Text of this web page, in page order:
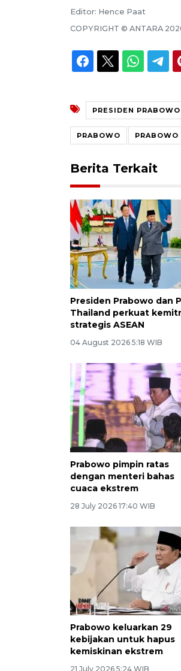
Editor: Hence Paat
COPYRIGHT © ANTARA
PRESIDEN
PRABOWO
Berita Terkait
Presiden Prabowo dan
Thailand perkuat
strategis ASEAN
04 August 2026 5:18 WIB
Prabowo pimpin ratas
dengan menteri bahas
cuaca ekstrem
28 July 2026 17:40 WIB
Prabowo keluarkan 29
kebijakan untuk hapus
kemiskinan ekstrem
21 July 2026 5:24 WIB